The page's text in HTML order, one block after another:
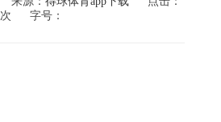
次
字号：